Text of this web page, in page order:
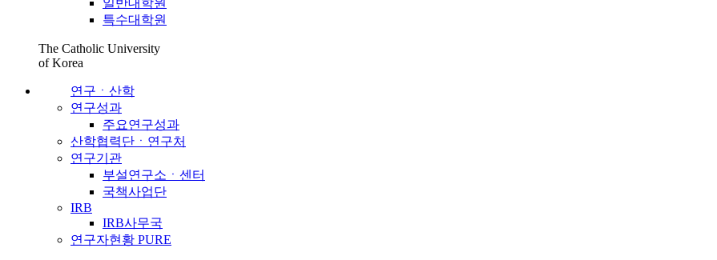
특수대학원
The Catholic University
of Korea
연구ㆍ산학
연구성과
주요연구성과
산학협력단ㆍ연구처
연구기관
부설연구소ㆍ센터
국책사업단
IRB
IRB사무국
연구자현황 PURE